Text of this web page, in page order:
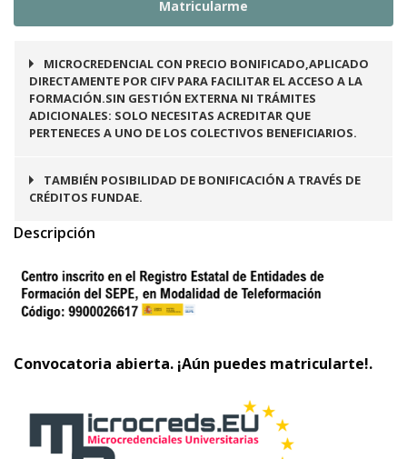
MICROCREDENCIAL CON PRECIO BONIFICADO,APLICADO
DIRECTAMENTE POR CIFV PARA FACILITAR EL ACCESO A LA
FORMACIÓN.SIN GESTIÓN EXTERNA NI TRÁMITES
ADICIONALES: SOLO NECESITAS ACREDITAR QUE
PERTENECES A UNO DE LOS COLECTIVOS BENEFICIARIOS.
TAMBIÉN POSIBILIDAD DE BONIFICACIÓN A TRAVÉS DE
CRÉDITOS FUNDAE.
Descripción
Convocatoria abierta. ¡Aún puedes matricularte!.